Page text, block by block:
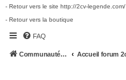
- Retour vers le site http://2cv-legende.com/
- Retour vers la boutique
FAQ
Communauté 2cv-legende.com